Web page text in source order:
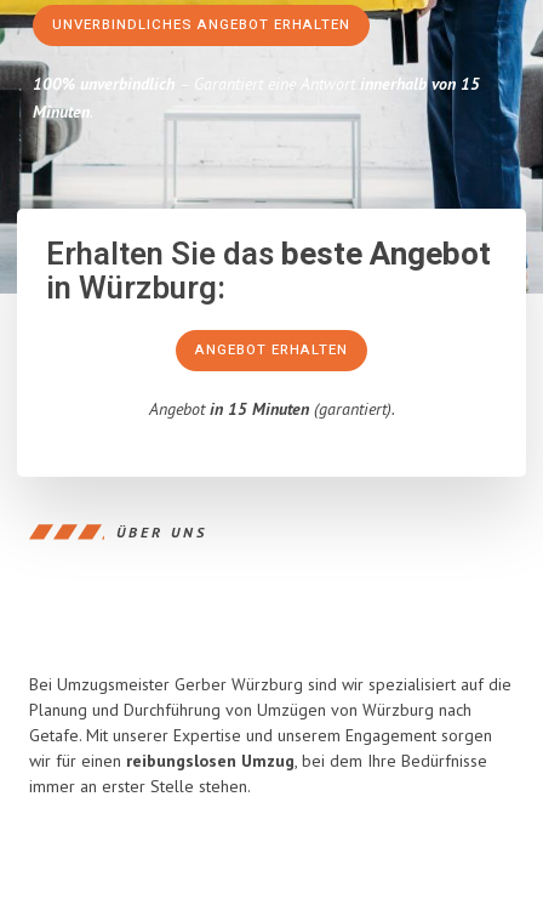
UNVERBINDLICHES ANGEBOT ERHALTEN
100% unverbindlich – Garantiert eine Antwort innerhalb von 15
Minuten.
Erhalten Sie dasbeste Angebot
in Würzburg:
ANGEBOT ERHALTEN
Angebotin 15 Minuten(garantiert).
ÜBER UNS
Bei Umzugsmeister Gerber Würzburg sind wir spezialisiert auf die
Planung und Durchführung von Umzügen von Würzburg nach
Getafe. Mit unserer Expertise und unserem Engagement sorgen
wir für einen reibungslosen Umzug, bei dem Ihre Bedürfnisse
immer an erster Stelle stehen.